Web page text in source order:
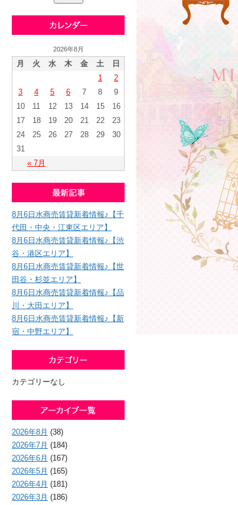
2026年8月
月 火 水 木 金 土 日
« 7月
1
2
3
4 5 6 7 8
9
10
11 12 13 14 15
16
17
18 19 20 21 22
23
24
25 26 27 28 29
30
31
8月6日水商売賃貸新着情報♪【千
代田・中央・江東区エリア】
8月6日水商売賃貸新着情報♪【渋
谷・港区エリア】
8月6日水商売賃貸新着情報♪【世
田谷・杉並エリア】
8月6日水商売賃貸新着情報♪【品
川・大田エリア】
8月6日水商売賃貸新着情報♪【新
宿・中野エリア】
カテゴリーなし
2026年8月 (38)
2026年7月 (184)
2026年6月 (167)
2026年5月 (165)
2026年4月 (181)
2026年3月 (186)